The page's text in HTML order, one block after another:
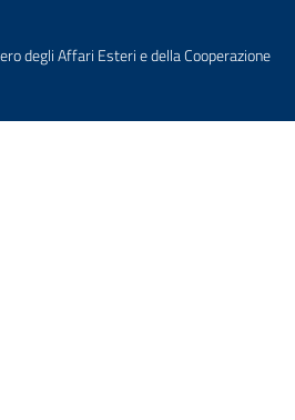
degli Affari Esteri e della Cooperazione